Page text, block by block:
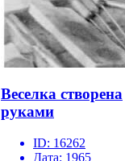
Веселка створена
руками
ID: 16262
Дата: 1965